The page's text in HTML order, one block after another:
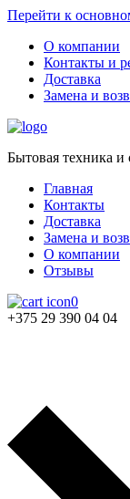
Перейти к
О компании
Контакты и
Доставка
Замена и
Бытовая техника и
Главная
Контакты
Доставка
Замена и
О компании
Отзывы
0
+375 29 390 04 04